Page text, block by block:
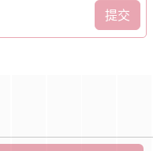
提交